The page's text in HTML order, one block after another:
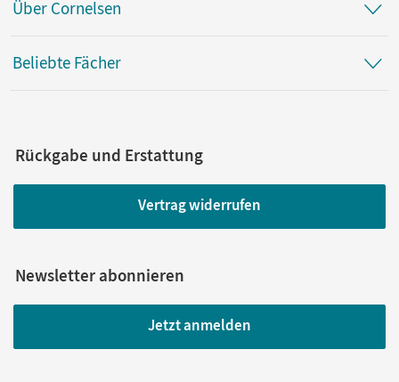
Über Cornelsen
Beliebte Fächer
Rückgabe und Erstattung
Vertrag widerrufen
Newsletter abonnieren
Jetzt anmelden